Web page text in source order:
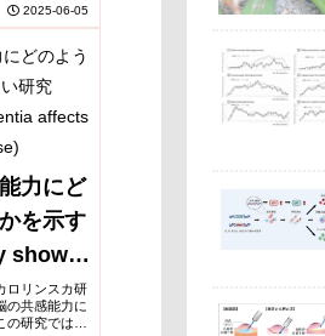
2025-06-05
力にど
を示す
shows
the
ロリンスカ研
の共感能力に
研究では、